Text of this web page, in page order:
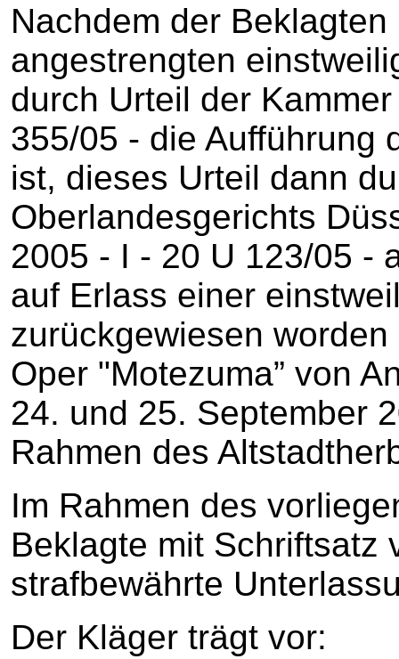
Nachdem der
angestrengten
durch Urteil der
355/05 - die Aufführung
ist, dieses Urteil dann
Oberlandesgerichts
2005 - I - 20 U 123/05 -
auf Erlass einer
zurückgewiesen
Oper "Motezuma” von
24. und 25. September
Rahmen des
Im Rahmen des
Beklagte mit Schriftsatz
strafbewährte
Der Kläger trägt vor: